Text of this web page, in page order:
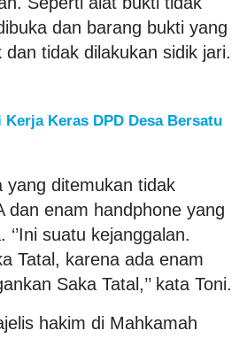
dan barang bukti yang
tidak dilakukan sidik jari.
Keras DPD Desa Bersatu
yang ditemukan tidak
dan enam handphone yang
suatu kejanggalan.
Tatal, karena ada enam
Saka Tatal,’’ kata Toni.
hakim di Mahkamah